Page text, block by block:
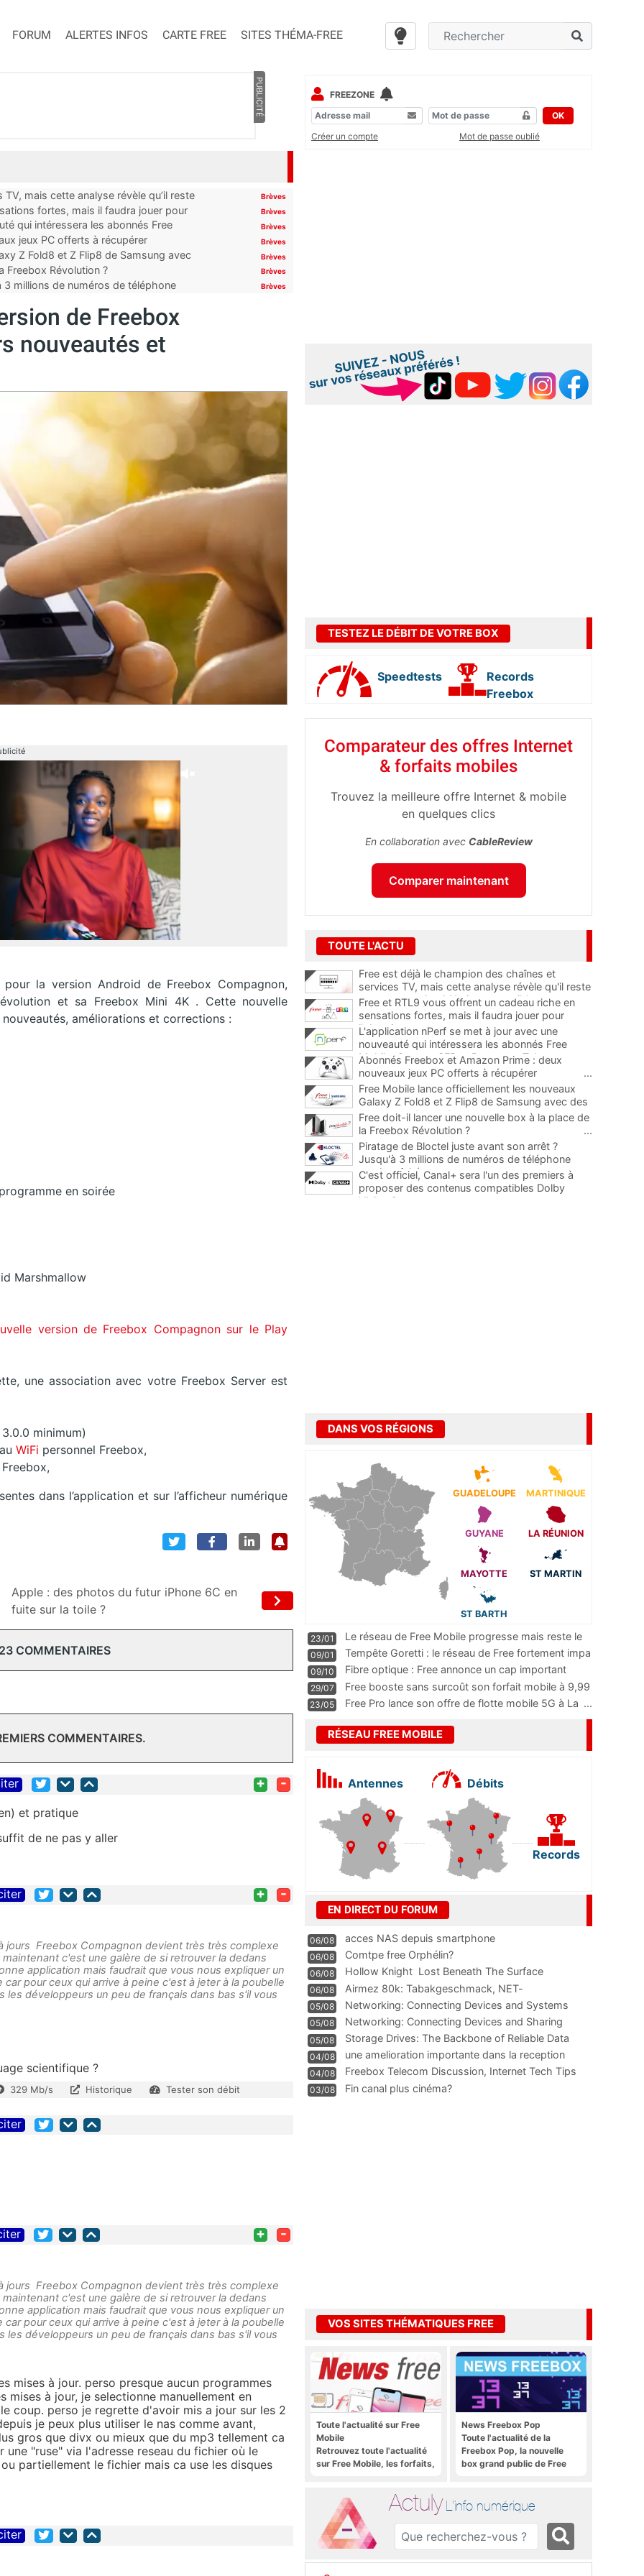
FORUM ALERTES INFOS CARTE FREE SITES THÉMA-FREE
PUBLICITÉ
mais cette analyse révèle qu’il reste Brèves
fortes, mais il faudra jouer pour Brèves
qui intéressera les abonnés Free Brèves
jeux PC offerts à récupérer Brèves
Z Fold8 et Z Flip8 de Samsung avec Brèves
Freebox Révolution ? Brèves
3 millions de numéros de téléphone Brèves
de Freebox
nouveautés et
la version Android de Freebox Compagnon,
et sa Freebox Mini 4K . Cette nouvelle
améliorations et corrections :
en soirée
Marshmallow
version de Freebox Compagnon sur le Play
une association avec votre Freebox Server est
minimum)
WiFi personnel Freebox,
dans l’application et sur l’afficheur numérique
Apple : des photos du futur iPhone 6C en
fuite sur la toile ?
COMMENTAIRES
COMMENTAIRES.
+ -
et pratique
de ne pas y aller
+ -
jours Freebox Compagnon devient très très complexe
c'est une galère de si retrouver la dedans
application mais faudrait que vous nous expliquer un
pour ceux qui arrive à peine c'est à jeter à la poubelle
les développeurs un peu de français dans bas s'il vous
scientifique ?
329 Mb/s Historique Tester son débit
+ -
jours Freebox Compagnon devient très très complexe
c'est une galère de si retrouver la dedans
application mais faudrait que vous nous expliquer un
pour ceux qui arrive à peine c'est à jeter à la poubelle
les développeurs un peu de français dans bas s'il vous
mises à jour. perso presque aucun programmes
mises à jour, je selectionne manuellement en
coup. perso je regrette d'avoir mis a jour sur les 2
je peux plus utiliser le nas comme avant,
gros que divx ou mieux que du mp3 tellement ca
"ruse" via l'adresse reseau du fichier où le
partiellement le fichier mais ca use les disques
FREEZONE
OK
Créer un compte
Mot de passe oublié
TESTEZ LE DÉBIT DE VOTRE BOX
Speedtests
Records
Freebox
Comparateur des offres Internet
& forfaits mobiles
Trouvez la meilleure offre Internet & mobile
en quelques clics
En collaboration avec CableReview
Comparer maintenant
TOUTE L'ACTU
Free est déjà le champion des chaînes et
services TV, mais cette analyse révèle qu'il reste
encore au moins 141 ajouts possibles
Free et RTL9 vous offrent un cadeau riche en
sensations fortes, mais il faudra jouer pour
l'obtenir
L'application nPerf se met à jour avec une
nouveauté qui intéressera les abonnés Free
Mobile, Orange, SFR et Bouygues Telecom
Abonnés Freebox et Amazon Prime : deux
nouveaux jeux PC offerts à récupérer
...
Free Mobile lance officiellement les nouveaux
Galaxy Z Fold8 et Z Flip8 de Samsung avec des
promos et des cadeaux
...
Free doit-il lancer une nouvelle box à la place de
la Freebox Révolution ?
...
Piratage de Bloctel juste avant son arrêt ?
Jusqu'à 3 millions de numéros de téléphone
auraient fuité
C'est officiel, Canal+ sera l'un des premiers à
proposer des contenus compatibles Dolby
Vision 2
DANS VOS RÉGIONS
GUADELOUPE MARTINIQUE
GUYANE LA RÉUNION
MAYOTTE ST MARTIN
ST BARTH
23/01
Le réseau de Free Mobile progresse mais reste le
m
...
09/01
Tempête Goretti : le réseau de Free fortement impa
09/10
Fibre optique : Free annonce un cap important
pass
...
29/07
Free booste sans surcoût son forfait mobile à 9,99
23/05 Free Pro lance son offre de flotte mobile 5G à La ...
RÉSEAU FREE MOBILE
Antennes Débits
Records
EN DIRECT DU FORUM
06/08 acces NAS depuis smartphone
06/08 Comtpe free Orphélin?
06/08 Hollow Knight  Lost Beneath The Surface
06/08
Airmez 80k: Tabakgeschmack, NET-
Technologie und Leistung im
05/08 Networking: Connecting Devices and Systems
05/08
Networking: Connecting Devices and Sharing
Information
05/08
Storage Drives: The Backbone of Reliable Data
Management
04/08
une amelioration importante dans la reception
WIFI
04/08
Freebox Telecom Discussion, Internet Tech Tips
Communi
03/08 Fin canal plus cinéma?
VOS SITES THÉMATIQUES FREE
Toute l'actualité sur Free
Mobile
Retrouvez toute l'actualité
sur Free Mobile, les forfaits,
bien plus encore
News Freebox Pop
Toute l'actualité de la
Freebox Pop, la nouvelle
box grand public de Free
Actuly L'info numérique